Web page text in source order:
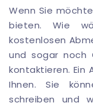
Wenn Sie
bieten. Wie
kostenlosen
und sogar noch
kontaktieren. Ein
Ihnen. Sie
schreiben und